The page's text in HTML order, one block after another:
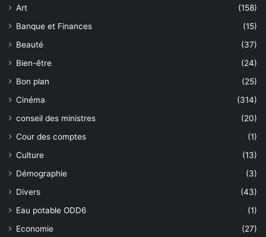
Art
(158)
Banque et Finances
(15)
Beauté
(37)
Bien-être
(24)
Bon plan
(25)
Cinéma
(314)
conseil des ministres
(20)
Cour des comptes
(1)
Culture
(13)
Démographie
(3)
Divers
(43)
Eau potable ODD6
(1)
Economie
(27)